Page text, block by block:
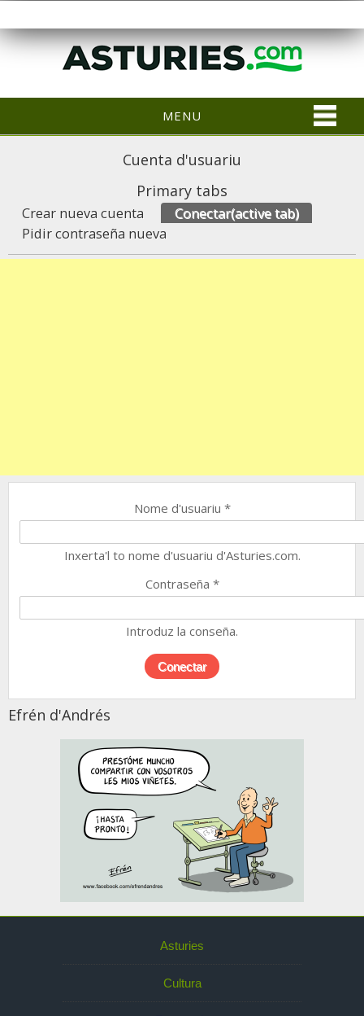
MENU
Cuenta d'usuariu
Primary tabs
Crear nueva cuenta Conectar(active tab)
Pidir contraseña nueva
Nome d'usuariu *
Inxerta'l to nome d'usuariu d'Asturies.com.
Contraseña *
Introduz la conseña.
Efrén d'Andrés
Asturies
Cultura